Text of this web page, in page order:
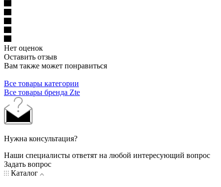
Нет оценок
Оставить отзыв
Вам также может понравиться
Все товары категории
Все товары бренда Zte
Нужна консультация?
Наши специалисты ответят на любой интересующий вопрос
Задать вопрос
Каталог